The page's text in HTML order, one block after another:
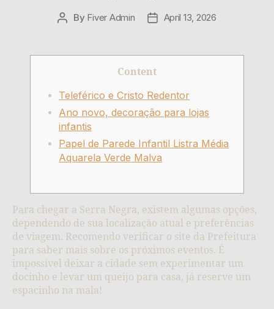
By Fiver Admin April 13, 2026
Content
Teleférico e Cristo Redentor
Ano novo, decoração para lojas
infantis
Papel de Parede Infantil Listra Média
Aquarela Verde Malva
Para chegar a Serra Negra, existem algumas opções,
dependendo de sua localização atual e preferências
de viagem. Recomendo verificar o site da Prefeitura
para saber mais sobre os próximos eventos. É
impossível deixar a cidade sem experimentar um
docinho e levar um queijo para casa, já reserve um
espacinho na mala!